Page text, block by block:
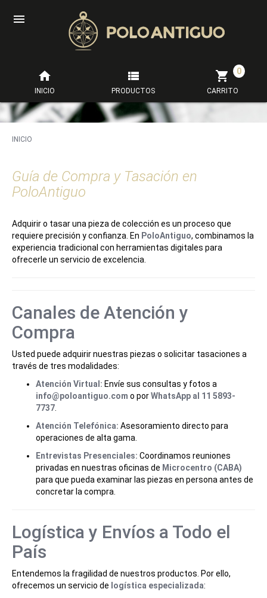


INICIO

PRODUCTOS
 0
CARRITO
INICIO
Guía de Compra y Tasación en
PoloAntiguo
Adquirir o tasar una pieza de colección es un proceso que
requiere precisión y confianza. En PoloAntiguo, combinamos la
experiencia tradicional con herramientas digitales para
ofrecerle un servicio de excelencia.
Canales de Atención y
Compra
Usted puede adquirir nuestras piezas o solicitar tasaciones a
través de tres modalidades:
Atención Virtual: Envíe sus consultas y fotos a
info@poloantiguo.com o porWhatsApp al 11 5893-
7737
Atención Telefónica: Asesoramiento directo para
operaciones de alta gama.
Entrevistas Presenciales: Coordinamos reuniones
privadas en nuestras oficinas de Microcentro (CABA)
para que pueda examinar las piezas en persona antes de
concretar la compra.
Logística y Envíos a Todo el
País
Entendemos la fragilidad de nuestros productos. Por ello,
ofrecemos un servicio de logística especializada: